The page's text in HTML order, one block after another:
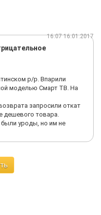
оригинал - отличается
до коробки.
но не первый раз
всегда было всё ок,
стал, не было ни желания
качеству и
всем все равно, лишь
а последствия уже ни
на звонки не отвечают, в
тоже!
16:07 16.01.2017
р/р. Впарили
моделью Смарт ТВ. На
запросили откат
дешевого товара.
уроды, но им не